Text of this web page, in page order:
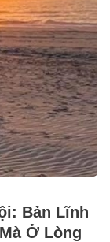
Bản Lĩnh
Ở Lòng